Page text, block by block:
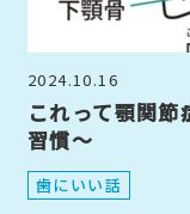
2024.10.16
これって顎関
習慣～
歯にいい話